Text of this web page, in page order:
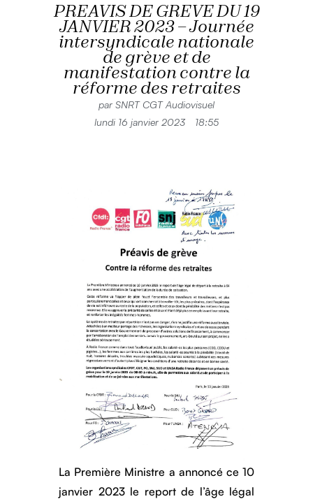
PREAVIS DE GREVE DU 19
JANVIER 2023 – Journée
intersyndicale nationale
de grève et de
manifestation contre la
réforme des retraites
par SNRT CGT Audiovisuel
lundi 16 janvier 2023
18:55
La Première Ministre a annoncé ce 10
janvier 2023 le report de l’âge légal